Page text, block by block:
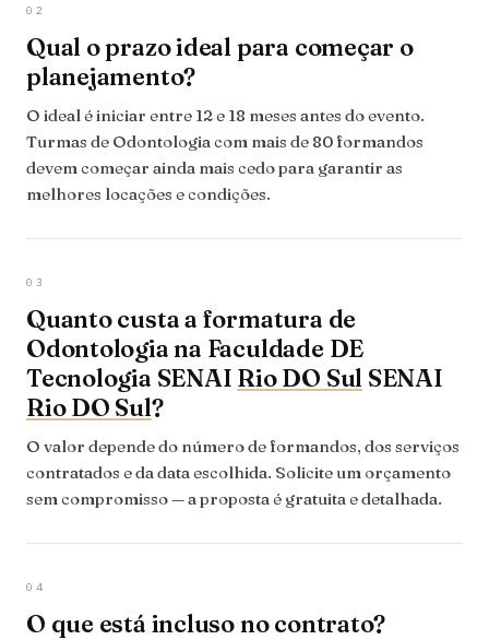
02
Qual o prazo ideal para começar o
planejamento?
O ideal é iniciar entre 12 e 18 meses antes do evento.
Turmas de Odontologia com mais de 80 formandos
devem começar ainda mais cedo para garantir as
melhores locações e condições.
03
Quanto custa a formatura de
Odontologia na Faculdade DE
Tecnologia SENAI Rio DO Sul SENAI
Rio DO Sul?
O valor depende do número de formandos, dos serviços
contratados e da data escolhida. Solicite um orçamento
sem compromisso — a proposta é gratuita e detalhada.
04
O que está incluso no contrato?